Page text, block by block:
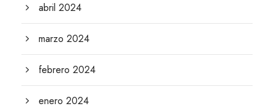
abril 2024
marzo 2024
febrero 2024
enero 2024